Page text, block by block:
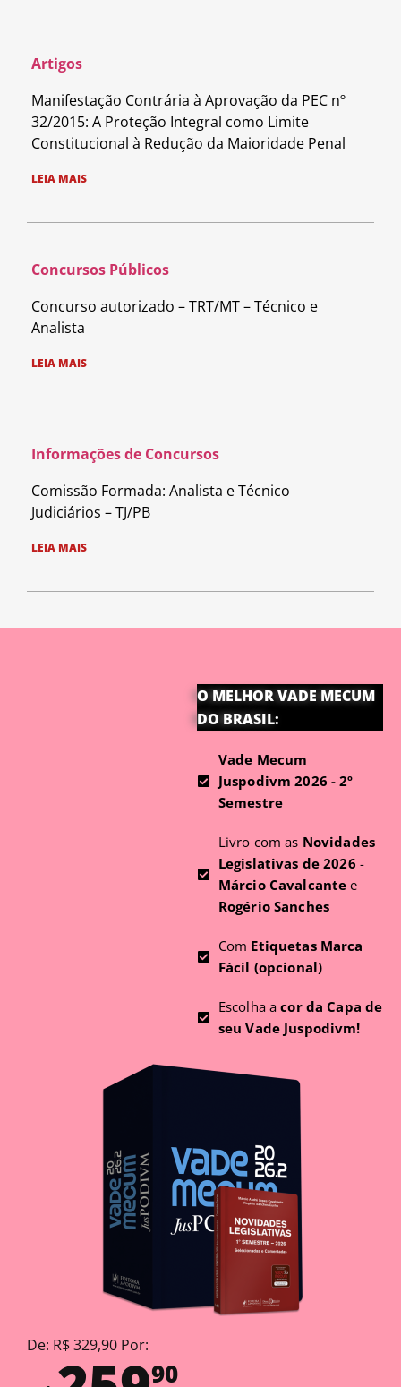
Artigos
Manifestação Contrária à Aprovação da PEC nº
32/2015: A Proteção Integral como Limite
Constitucional à Redução da Maioridade Penal
LEIA MAIS
Concursos Públicos
Concurso autorizado – TRT/MT – Técnico e
Analista
LEIA MAIS
Informações de Concursos
Comissão Formada: Analista e Técnico
Judiciários – TJ/PB
LEIA MAIS
O MELHOR VADE MECUM
DO BRASIL:
Vade Mecum
Juspodivm 2026 - 2º
Semestre
Livro com as Novidades
Legislativas de 2026 -
Márcio Cavalcante e
Rogério Sanches
Com Etiquetas Marca
Fácil (opcional)
Escolha acor da Capa de
seu Vade Juspodivm!
De: R$ 329,90 Por:
90